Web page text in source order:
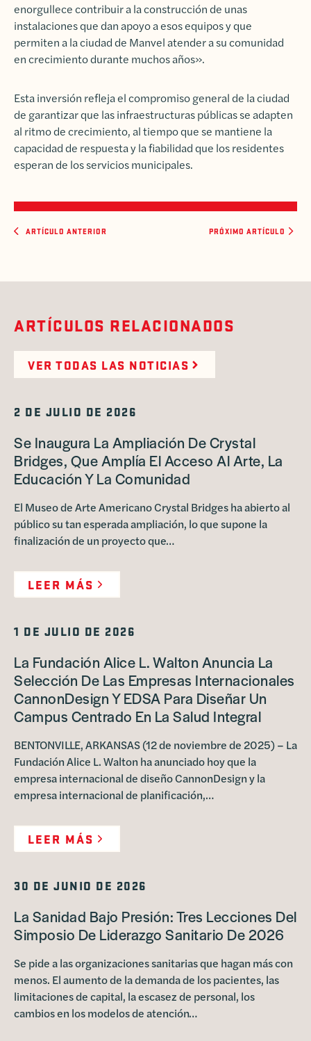
enorgullece contribuir a la construcción de unas
instalaciones que dan apoyo a esos equipos y que
permiten a la ciudad de Manvel atender a su comunidad
en crecimiento durante muchos años».
Esta inversión refleja el compromiso general de la ciudad
de garantizar que las infraestructuras públicas se adapten
al ritmo de crecimiento, al tiempo que se mantiene la
capacidad de respuesta y la fiabilidad que los residentes
esperan de los servicios municipales.
ARTÍCULO ANTERIOR PRÓXIMO ARTÍCULO
ARTÍCULOS RELACIONADOS
VER TODAS LAS NOTICIAS
2 DE JULIO DE 2026
Se Inaugura La Ampliación De Crystal
Bridges, Que Amplía El Acceso Al Arte, La
Educación Y La Comunidad
El Museo de Arte Americano Crystal Bridges ha abierto al
público su tan esperada ampliación, lo que supone la
finalización de un proyecto que…
LEER MÁS
1 DE JULIO DE 2026
La Fundación Alice L. Walton Anuncia La
Selección De Las Empresas Internacionales
CannonDesign Y EDSA Para Diseñar Un
Campus Centrado En La Salud Integral
BENTONVILLE, ARKANSAS (12 de noviembre de 2025) – La
Fundación Alice L. Walton ha anunciado hoy que la
empresa internacional de diseño CannonDesign y la
empresa internacional de planificación,…
LEER MÁS
30 DE JUNIO DE 2026
La Sanidad Bajo Presión: Tres Lecciones Del
Simposio De Liderazgo Sanitario De 2026
Se pide a las organizaciones sanitarias que hagan más con
menos. El aumento de la demanda de los pacientes, las
limitaciones de capital, la escasez de personal, los
cambios en los modelos de atención…